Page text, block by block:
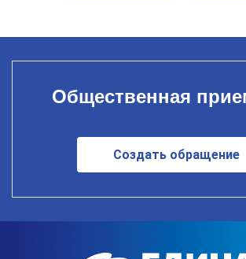
Общественная
Создать обращение